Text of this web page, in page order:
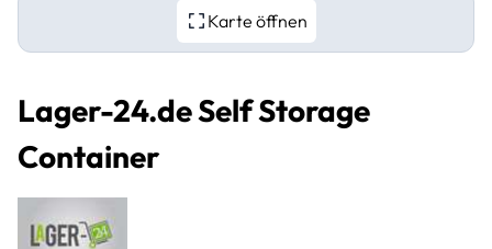
Karte öffnen
Lager-24.de Self Storage
Container